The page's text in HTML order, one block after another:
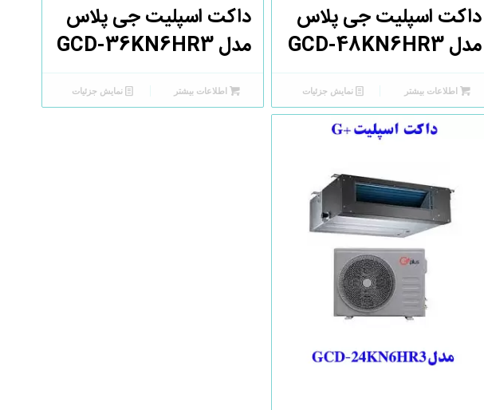
داکت اسپلیت جی پلاس
مدل GCD-48KN6HR3
اطلاعات بیشتر نمایش جزئیات
داکت اسپلیت جی پلاس
مدل GCD-36KN6HR3
اطلاعات بیشتر نمایش جزئیات